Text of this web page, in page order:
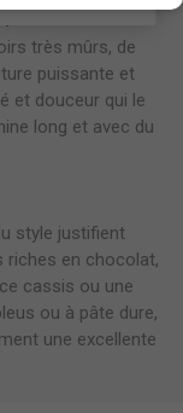
très mûrs, de
puissante et
et douceur qui le
long et avec du
style justifient
riches en chocolat,
cassis ou une
ou à pâte dure,
une excellente